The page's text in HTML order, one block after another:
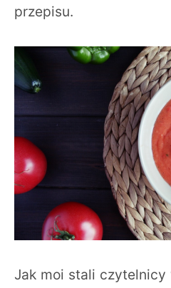
przepisu.
Jak moi stali czytelnicy